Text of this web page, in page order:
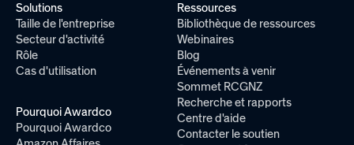
Solutions
Taille de l'entreprise
Secteur d'activité
Rôle
Cas d'utilisation
Pourquoi Awardco
Pourquoi Awardco
Ressources
Bibliothèque de ressources
Webinaires
Blog
Événements à venir
Sommet RCGNZ
Recherche et rapports
Centre d'aide
Contacter le soutien